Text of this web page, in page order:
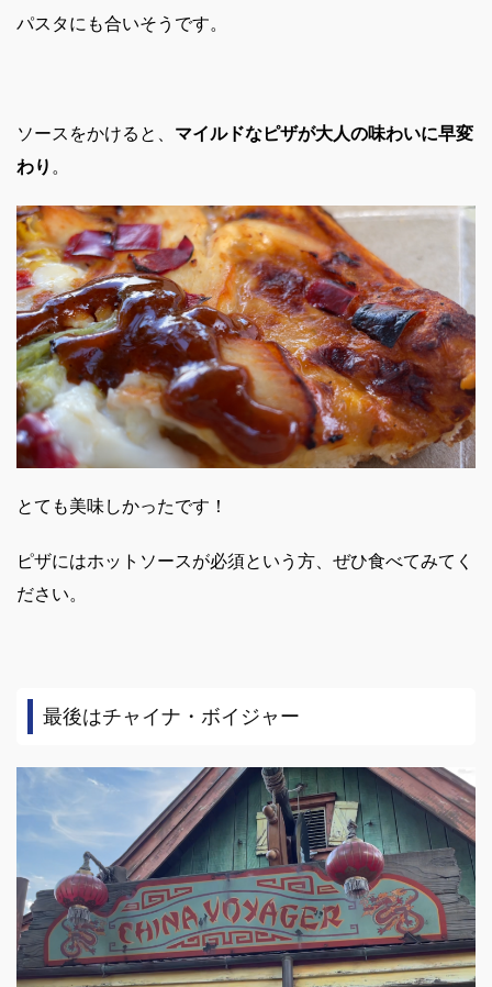
パスタにも合いそうです。
ソースをかけると、 マイルドなピザが大人の味わいに早変
わり 。
とても美味しかったです！
ピザにはホットソースが必須という方、ぜひ食べてみてく
ださい。
最後はチャイナ・ボイジャー